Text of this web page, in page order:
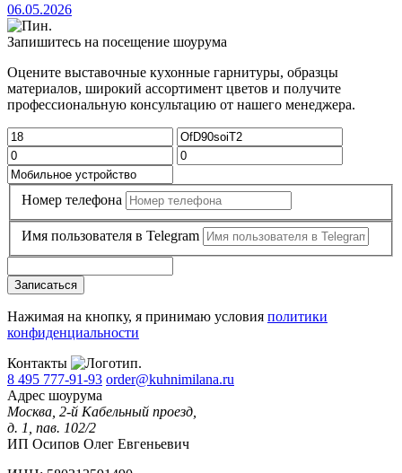
06.05.2026
Запишитесь на посещение шоурума
Оцените выставочные кухонные гарнитуры, образцы
материалов, широкий ассортимент цветов и получите
профессиональную консультацию от нашего менеджера.
Номер телефона
Имя пользователя в Telegram
Записаться
Нажимая на кнопку, я принимаю условия политики
конфиденциальности
Контакты
8 495 777-91-93 order@kuhnimilana.ru
Адрес шоурума
Москва, 2-й Кабельный проезд,
д. 1, пав. 102/2
ИП Осипов Олег Евгеньевич